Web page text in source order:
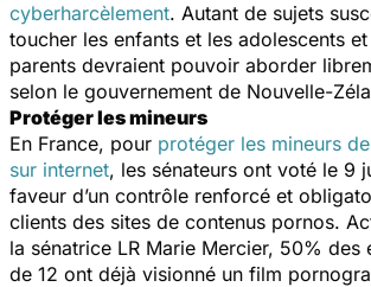
cyberharcèlement. Autant de sujets
toucher les enfants et les adolescents
parents devraient pouvoir aborder
selon le gouvernement de Nouvelle-
Protéger les mineurs
En France, pour protéger les mineurs
sur internet, les sénateurs ont voté le 9
faveur d’un contrôle renforcé et
clients des sites de contenus pornos.
la sénatrice LR Marie Mercier, 50% des
de 12 ont déjà visionné un film